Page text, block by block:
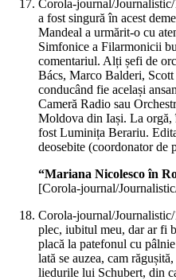
Corola-journal/
a fost singură în acest
Mandeal a urmărit-o cu
Simfonice a Filarmonicii
comentariul. Alți șefi de
Bács, Marco Balderi, Scott
conducând fie același
Cameră Radio sau
Moldova din Iași. La orgă,
fost Luminița Berariu.
deosebite (coordonator de
“Mariana Nicolesco în
[Corola-journal/
Corola-journal/
plec, iubitul meu, dar ar fi
placă la patefonul cu
lată se auzea, cam
liedurile lui Schubert, din